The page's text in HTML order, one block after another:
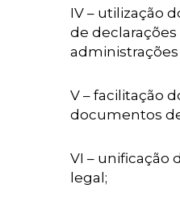
IV – utilização
de
V – facilitação
documentos
VI – unificação
legal;